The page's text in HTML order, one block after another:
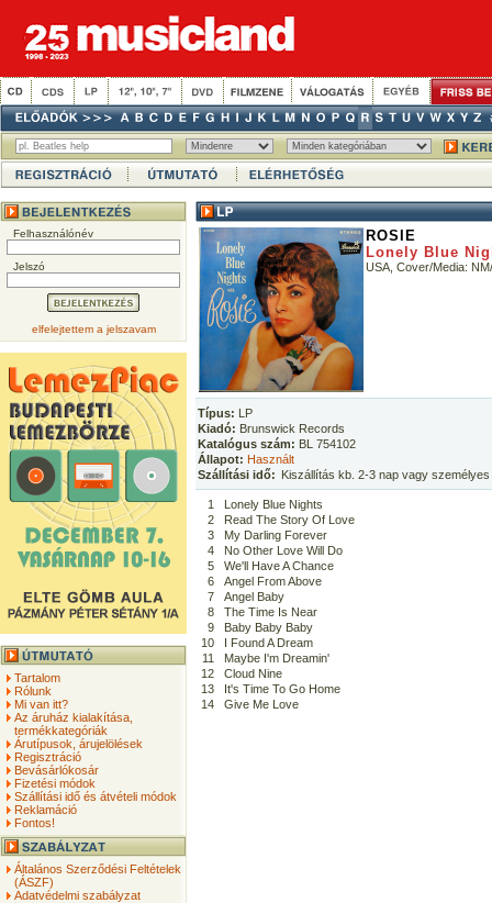
Felhasználónév
Jelszó
elfelejtettem a jelszavam
Tartalom
Rólunk
Mi van itt?
Az áruház kialakítása,
termékkategóriák
Árutípusok, árujelölések
Regisztráció
Bevásárlókosár
Fizetési módok
Szállítási idő és átvételi módok
Reklamáció
Fontos!
Általános Szerződési Feltételek
(ÁSZF)
Adatvédelmi szabályzat
ROSIE
Lonely Blue
USA, Cover/Media:
Típus: LP
Kiadó: Brunswick Records
Katalógus szám: BL 754102
Állapot: Használt
Szállítási idő: Kiszállítás kb. 2-3 nap vagy
1
Lonely Blue Nights
2
Read The Story Of Love
3
My Darling Forever
4
No Other Love Will Do
5
We'll Have A Chance
6
Angel From Above
7
Angel Baby
8
The Time Is Near
9
Baby Baby Baby
10
I Found A Dream
11
Maybe I'm Dreamin'
12
Cloud Nine
13
It's Time To Go Home
14
Give Me Love